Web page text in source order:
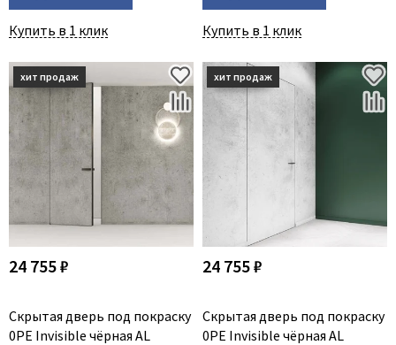
Купить в 1 клик Купить в 1 клик
24 755 ₽
Скрытая дверь под покраску
0PE Invisible чёрная AL
24 755 ₽
Скрытая дверь под покраску
0PE Invisible чёрная AL